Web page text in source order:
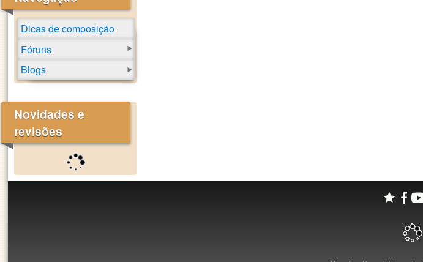
Dicas de composição
Fóruns
Blogs
Novidades e
revisões